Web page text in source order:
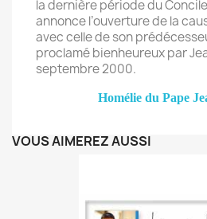
la dernière période du
annonce l’ouverture de la
avec celle de son
proclamé bienheureux par
septembre 2000.
Homélie du Pape
VOUS AIMEREZ AUSSI